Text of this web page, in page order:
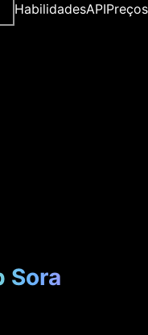
HabilidadesAPIPreços
Sora